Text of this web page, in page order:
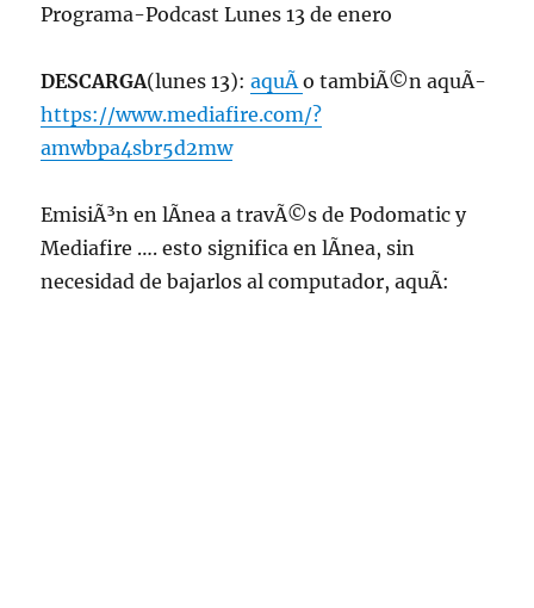
Programa-Podcast Lunes 13 de enero
DESCARGA(lunes 13):aquÃ­o tambiÃ©n aquÃ­
https://www.mediafire.com/?
amwbpa4sbr5d2mw
EmisiÃ³n en lÃ­nea a travÃ©s de Podomatic y
Mediafire …. esto significa en lÃ­nea, sin
necesidad de bajarlos al computador, aquÃ­: